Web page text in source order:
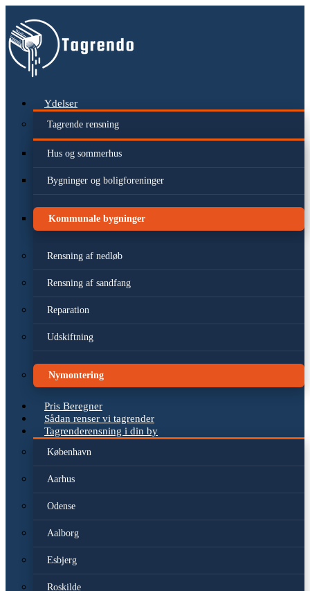
indhold
Ydelser
Tagrende rensning
Hus og sommerhus
Bygninger og boligforeninger
Kommunale bygninger
Rensning af nedløb
Rensning af sandfang
Reparation
Udskiftning
Nymontering
Pris Beregner
Sådan renser vi tagrender
Tagrenderensning i din by
København
Aarhus
Odense
Aalborg
Esbjerg
Roskilde